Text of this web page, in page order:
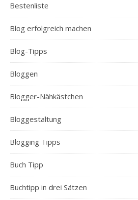
Bestenliste
Blog erfolgreich machen
Blog-Tipps
Bloggen
Blogger-Nähkästchen
Bloggestaltung
Blogging Tipps
Buch Tipp
Buchtipp in drei Sätzen